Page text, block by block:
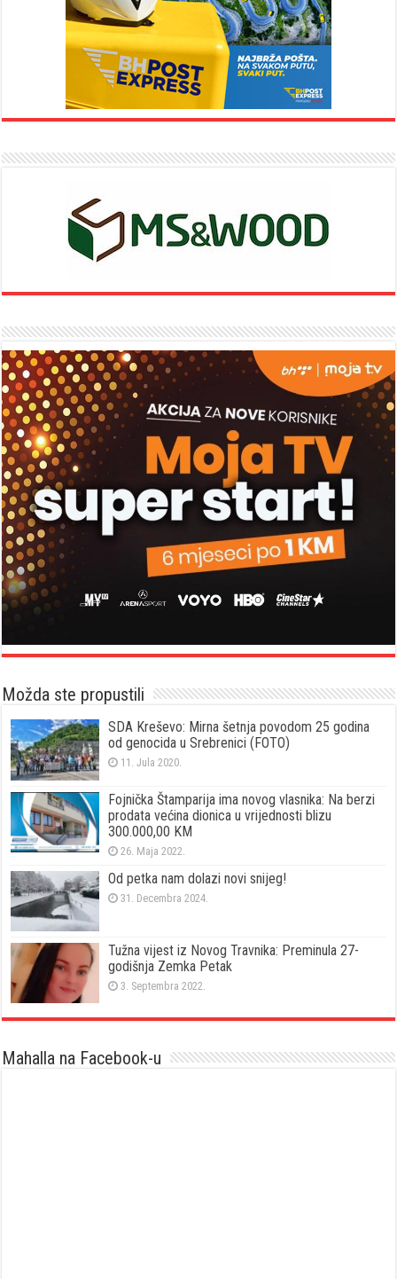
Možda ste propustili
SDA Kreševo: Mirna šetnja povodom 25 godina
od genocida u Srebrenici (FOTO)
11. Jula 2020.
Fojnička Štamparija ima novog vlasnika: Na berzi
prodata većina dionica u vrijednosti blizu
300.000,00 KM
26. Maja 2022.
Od petka nam dolazi novi snijeg!
31. Decembra 2024.
Tužna vijest iz Novog Travnika: Preminula 27-
godišnja Zemka Petak
3. Septembra 2022.
Mahalla na Facebook-u